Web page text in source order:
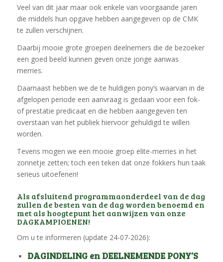
Veel van dit jaar maar ook enkele van voorgaande jaren
die middels hun opgave hebben aangegeven op de CMK
te zullen verschijnen.
Daarbij mooie grote groepen deelnemers die de bezoeker
een goed beeld kunnen geven onze jonge aanwas
merries.
Daarnaast hebben we de te huldigen pony’s waarvan in de
afgelopen periode een aanvraag is gedaan voor een fok-
of prestatie predicaat en die hebben aangegeven ten
overstaan van het publiek hiervoor gehuldigd te willen
worden.
Tevens mogen we een mooie groep elite-merries in het
zonnetje zetten; toch een teken dat onze fokkers hun taak
serieus uitoefenen!
Als afsluitend programmaonderdeel van de dag
zullen de besten van de dag worden benoemd en
met als hoogtepunt het aanwijzen van onze
DAGKAMPIOENEN!
Om u te informeren (update 24-07-2026):
DAGINDELING en DEELNEMENDE PONY’S